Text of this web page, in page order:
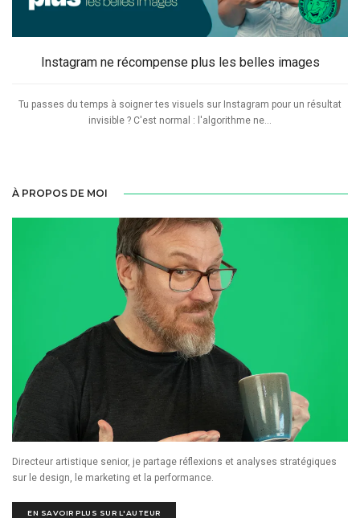
Instagram ne récompense plus les belles images
Tu passes du temps à soigner tes visuels sur Instagram pour un résultat
invisible ? C'est normal : l'algorithme ne...
À PROPOS DE MOI
Directeur artistique senior, je partage réflexions et analyses stratégiques
sur le design, le marketing et la performance.
EN SAVOIR PLUS SUR L'AUTEUR